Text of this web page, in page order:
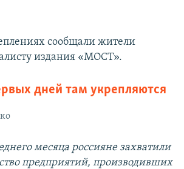
сообщали жители
издания «МОСТ».
дней там укрепляются
месяца россияне захватили
предприятий, производивших